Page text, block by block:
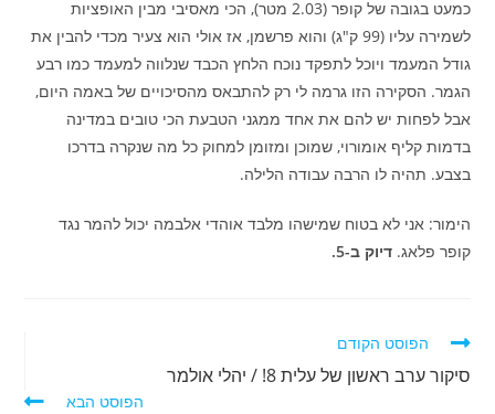
כמעט בגובה של קופר (2.03 מטר), הכי מאסיבי מבין האופציות
לשמירה עליו (99 ק"ג) והוא פרשמן, אז אולי הוא צעיר מכדי להבין את
גודל המעמד ויוכל לתפקד נוכח הלחץ הכבד שנלווה למעמד כמו רבע
הגמר. הסקירה הזו גרמה לי רק להתבאס מהסיכויים של באמה היום,
אבל לפחות יש להם את אחד ממגני הטבעת הכי טובים במדינה
בדמות קליף אומורוי, שמוכן ומזומן למחוק כל מה שנקרה בדרכו
בצבע. תהיה לו הרבה עבודה הלילה.
הימור: אני לא בטוח שמישהו מלבד אוהדי אלבמה יכול להמר נגד
קופר פלאג.דיוק ב-5.
לקרוא
נוספים
הפוסט הקודם
סיקור ערב ראשון של עלית 8! / יהלי אולמר
הפוסט הבא